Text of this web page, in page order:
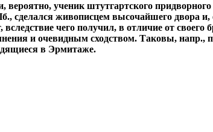
ученик штутгартского
сделался живописцем высочайшего двора
чего получил, в отличие от
и очевидным сходством. Таковы,
в Эрмитаже.